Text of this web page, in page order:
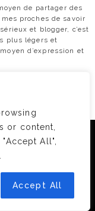
or content,
All",
Accept All
de partager des
proches de savoir
et blogger, c’est
plus légers et
d’expression et
gratuits) !
la meilleure
à utiliser ce
l'utilisation des